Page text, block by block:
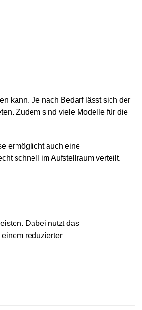
kann. Je nach Bedarf lässt sich der
Zudem sind viele Modelle für die
ermöglicht auch eine
schnell im Aufstellraum verteilt.
Dabei nutzt das
reduzierten